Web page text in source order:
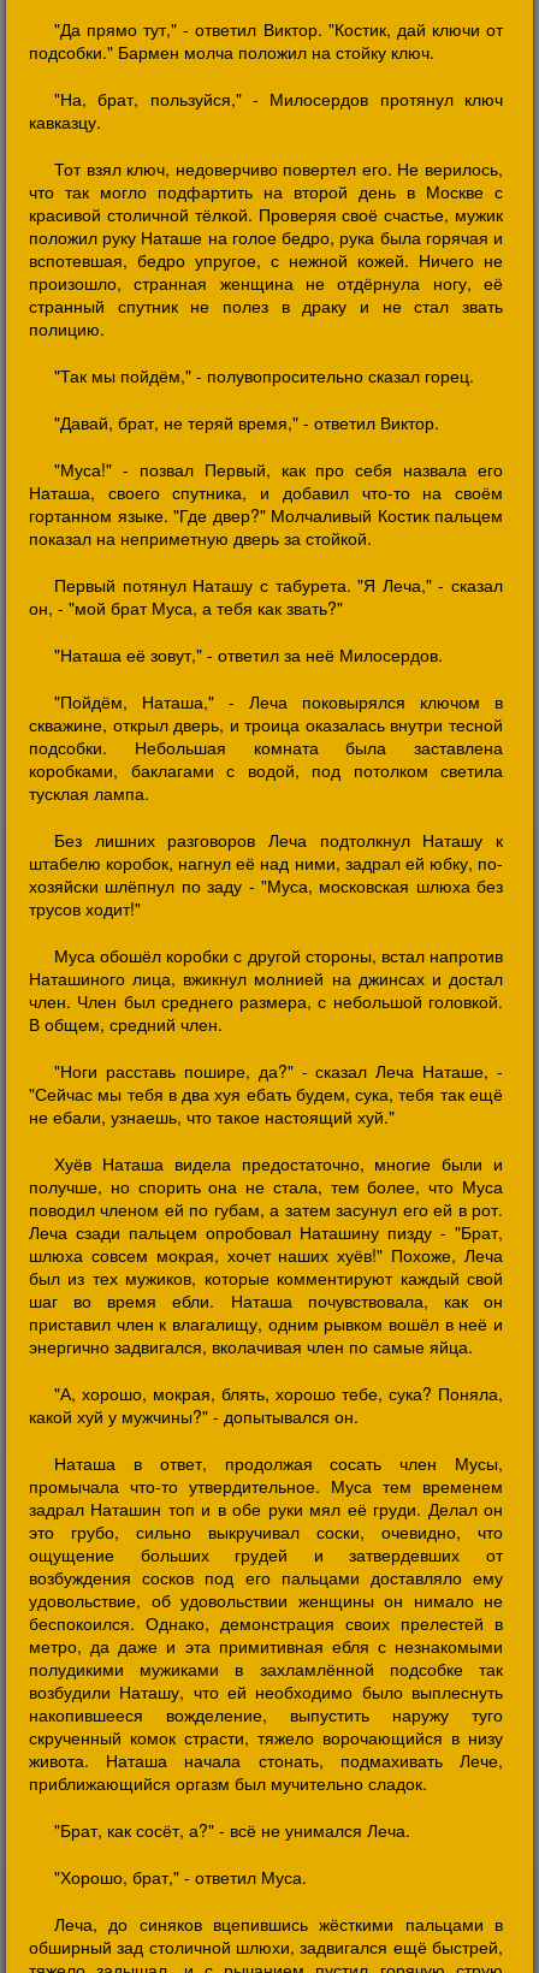
"Да прямо тут," - ответил Виктор. "Костик, дай ключи от
подсобки." Бармен молча положил на стойку ключ.
"На, брат, пользуйся," - Милосердов протянул ключ
кавказцу.
Тот взял ключ, недоверчиво повертел его. Не верилось,
что так могло подфартить на второй день в Москве с
красивой столичной тёлкой. Проверяя своё счастье, мужик
положил руку Наташе на голое бедро, рука была горячая и
вспотевшая, бедро упругое, с нежной кожей. Ничего не
произошло, странная женщина не отдёрнула ногу, её
странный спутник не полез в драку и не стал звать
полицию.
"Так мы пойдём," - полувопросительно сказал горец.
"Давай, брат, не теряй время," - ответил Виктор.
"Муса!" - позвал Первый, как про себя назвала его
Наташа, своего спутника, и добавил что-то на своём
гортанном языке. "Где двер?" Молчаливый Костик пальцем
показал на неприметную дверь за стойкой.
Первый потянул Наташу с табурета. "Я Леча," - сказал
он, - "мой брат Муса, а тебя как звать?"
"Наташа её зовут," - ответил за неё Милосердов.
"Пойдём, Наташа," - Леча поковырялся ключом в
скважине, открыл дверь, и троица оказалась внутри тесной
подсобки. Небольшая комната была заставлена
коробками, баклагами с водой, под потолком светила
тусклая лампа.
Без лишних разговоров Леча подтолкнул Наташу к
штабелю коробок, нагнул её над ними, задрал ей юбку, по-
хозяйски шлёпнул по заду - "Муса, московская шлюха без
трусов ходит!"
Муса обошёл коробки с другой стороны, встал напротив
Наташиного лица, вжикнул молнией на джинсах и достал
член. Член был среднего размера, с небольшой головкой.
В общем, средний член.
"Ноги расставь пошире, да?" - сказал Леча Наташе, -
"Сейчас мы тебя в два хуя ебать будем, сука, тебя так ещё
не ебали, узнаешь, что такое настоящий хуй."
Хуёв Наташа видела предостаточно, многие были и
получше, но спорить она не стала, тем более, что Муса
поводил членом ей по губам, а затем засунул его ей в рот.
Леча сзади пальцем опробовал Наташину пизду - "Брат,
шлюха совсем мокрая, хочет наших хуёв!" Похоже, Леча
был из тех мужиков, которые комментируют каждый свой
шаг во время ебли. Наташа почувствовала, как он
приставил член к влагалищу, одним рывком вошёл в неё и
энергично задвигался, вколачивая член по самые яйца.
"А, хорошо, мокрая, блять, хорошо тебе, сука? Поняла,
какой хуй у мужчины?" - допытывался он.
Наташа в ответ, продолжая сосать член Мусы,
промычала что-то утвердительное. Муса тем временем
задрал Наташин топ и в обе руки мял её груди. Делал он
это грубо, сильно выкручивал соски, очевидно, что
ощущение больших грудей и затвердевших от
возбуждения сосков под его пальцами доставляло ему
удовольствие, об удовольствии женщины он нимало не
беспокоился. Однако, демонстрация своих прелестей в
метро, да даже и эта примитивная ебля с незнакомыми
полудикими мужиками в захламлённой подсобке так
возбудили Наташу, что ей необходимо было выплеснуть
накопившееся вожделение, выпустить наружу туго
скрученный комок страсти, тяжело ворочающийся в низу
живота. Наташа начала стонать, подмахивать Лече,
приближающийся оргазм был мучительно сладок.
"Брат, как сосёт, а?" - всё не унимался Леча.
"Хорошо, брат," - ответил Муса.
Леча, до синяков вцепившись жёсткими пальцами в
обширный зад столичной шлюхи, задвигался ещё быстрей,